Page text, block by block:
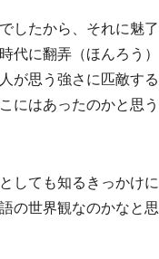
したから、それに魅
代に翻弄（ほんろう
が思う強さに匹敵す
にはあったのかと思
ても知るきっかけ
の世界観なのかなと